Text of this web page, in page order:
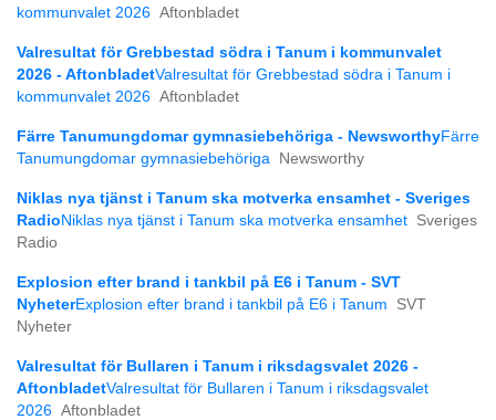
kommunvalet 2026 Aftonbladet
Valresultat för Grebbestad södra i Tanum i kommunvalet
2026 - AftonbladetValresultat för Grebbestad södra i Tanum i
kommunvalet 2026 Aftonbladet
Färre Tanumungdomar gymnasiebehöriga - NewsworthyFärre
Tanumungdomar gymnasiebehöriga
Newsworthy
Niklas nya tjänst i Tanum ska motverka ensamhet - Sveriges
Radio Niklas nya tjänst i Tanum ska motverka ensamhet Sveriges
Radio
Explosion efter brand i tankbil på E6 i Tanum - SVT
NyheterExplosion efter brand i tankbil på E6 i Tanum
SVT
Nyheter
Valresultat för Bullaren i Tanum i riksdagsvalet 2026 -
AftonbladetValresultat för Bullaren i Tanum i riksdagsvalet
2026 Aftonbladet